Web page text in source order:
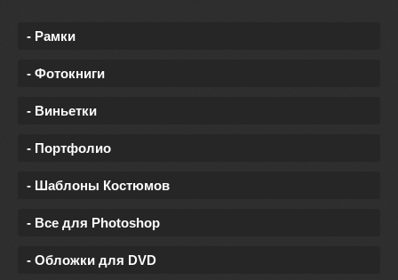
- Рамки
- Фотокниги
- Виньетки
- Портфолио
- Шаблоны Костюмов
- Все для Photoshop
- Обложки для DVD